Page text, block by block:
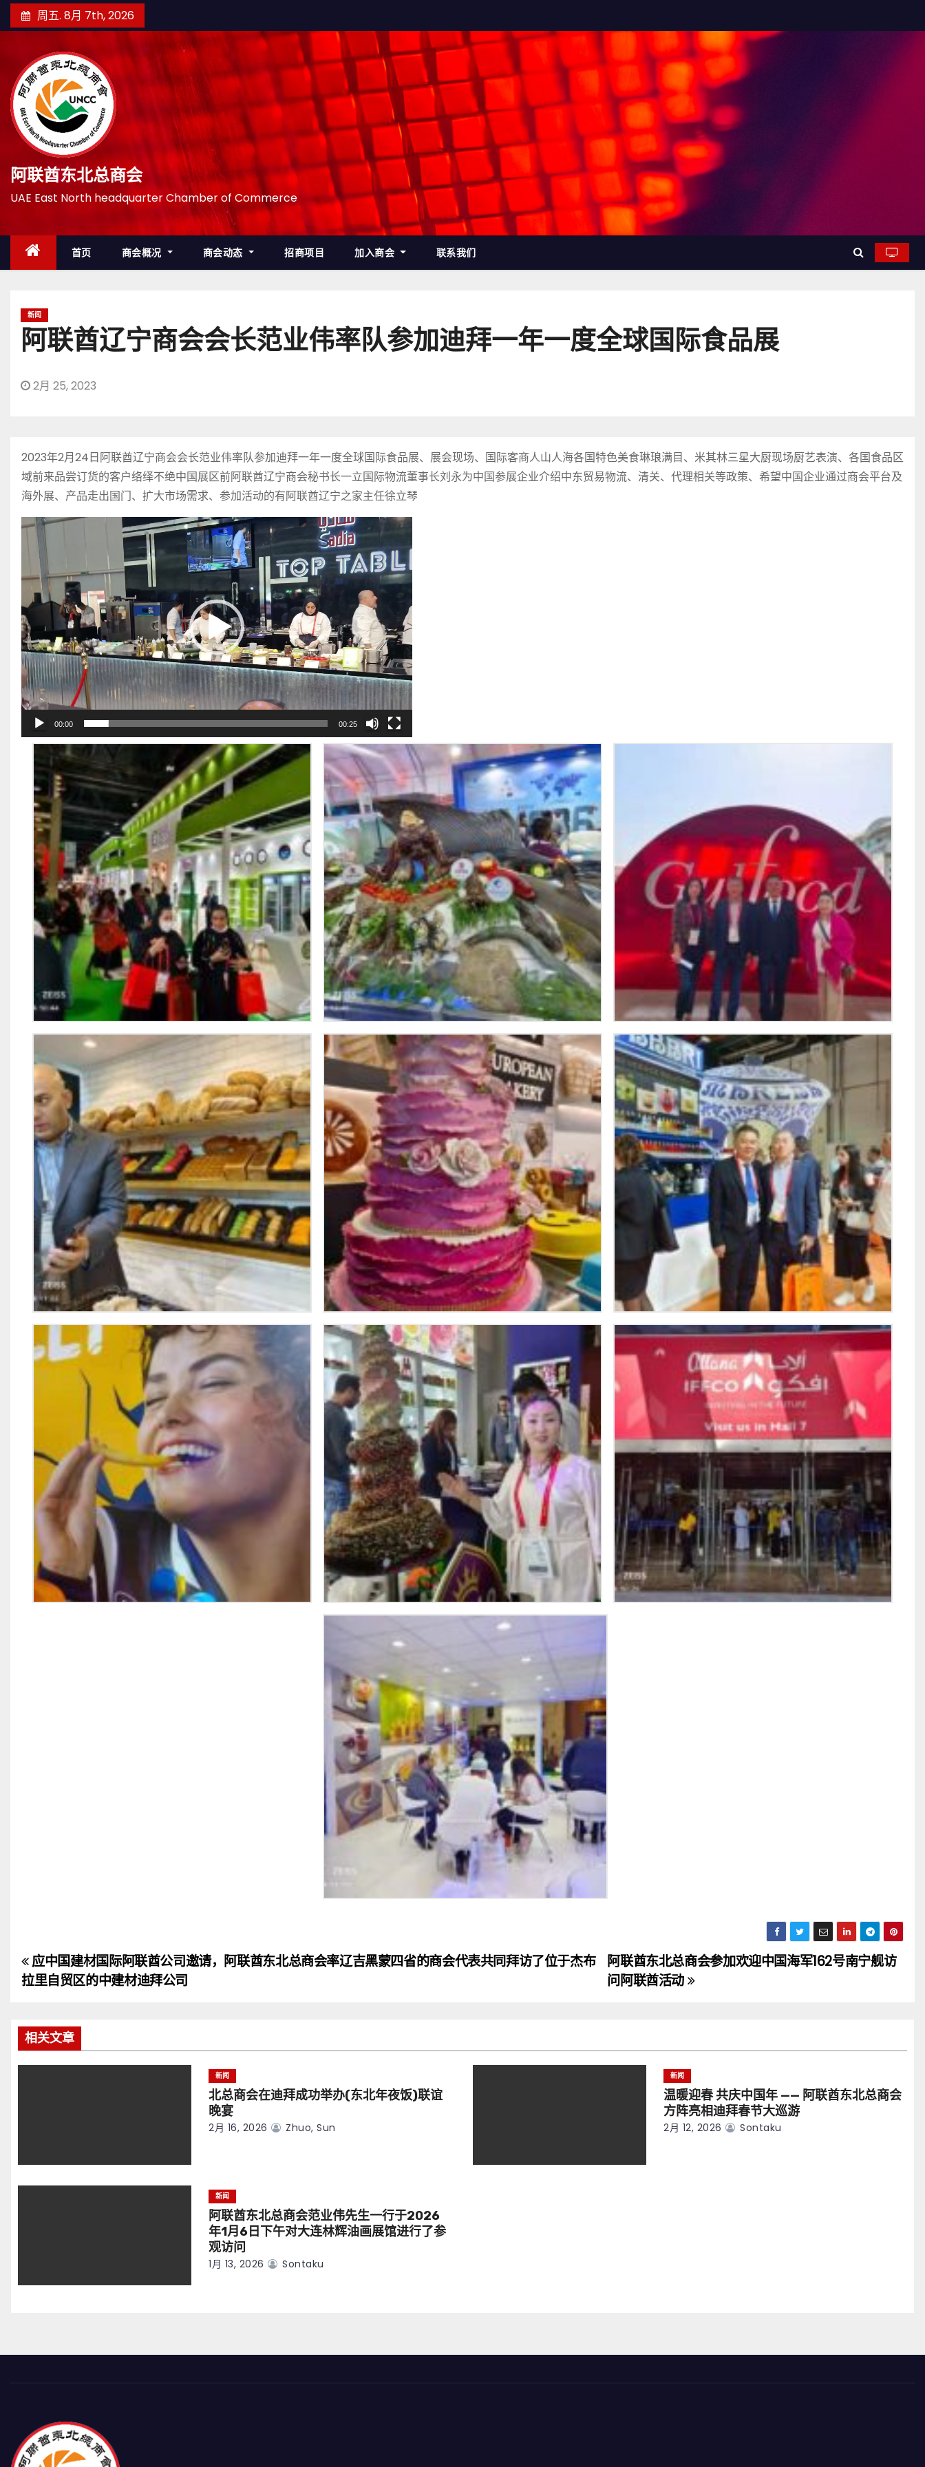
至
周五. 8月 7th, 2026
阿联酋东北总商会
UAE East North headquarter Chamber of Commerce
首页 商会概况 商会动态 招商项目 加入商会 联系我们
新闻
阿联酋辽宁商会会长范业伟率队参加迪拜一年一度全球国际食品展
2月 25, 2023
2023年2月24日阿联酋辽宁商会会长范业伟率队参加迪拜一年一度全球国际食品展、展会现场、国际客商人山人海各国特色美食琳琅满目、米其林三星大厨现场厨艺表演、各国食品区
域前来品尝订货的客户络绎不绝中国展区前阿联酋辽宁商会秘书长一立国际物流董事长刘永为中国参展企业介绍中东贸易物流、清关、代理相关等政策、希望中国企业通过商会平台及
海外展、产品走出国门、扩大市场需求、参加活动的有阿联酋辽宁之家主任徐立琴
视
放
器
00:00 00:25
文
章
导
航
阿联酋东北总商会参加欢迎中国海军162号南宁舰访
问阿联酋活动
应中国建材国际阿联酋公司邀请，阿联酋东北总商会率辽吉黑蒙四省的商会代表共同拜访了位于杰布
拉里自贸区的中建材迪拜公司
相关文章
新闻
北总商会在迪拜成功举办(东北年夜饭)联谊
晚宴
2月 16, 2026 Zhuo, Sun
新闻
温暖迎春 共庆中国年 —— 阿联酋东北总商会
方阵亮相迪拜春节大巡游
2月 12, 2026 Sontaku
新闻
阿联酋东北总商会范业伟先生一行于2026
年1月6日下午对大连林辉油画展馆进行了参
观访问
1月 13, 2026 Sontaku